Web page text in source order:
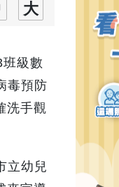
級數
毒預防
洗手觀
立幼兒